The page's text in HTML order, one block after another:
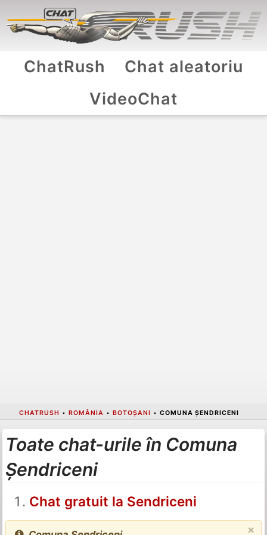
ChatRush
Chat aleatoriu
VideoChat
CHATRUSH • ROMÂNIA • BOTOȘANI • COMUNA ȘENDRICENI
Toate chat-urile în Comuna
Șendriceni
Chat gratuit la Sendriceni
×